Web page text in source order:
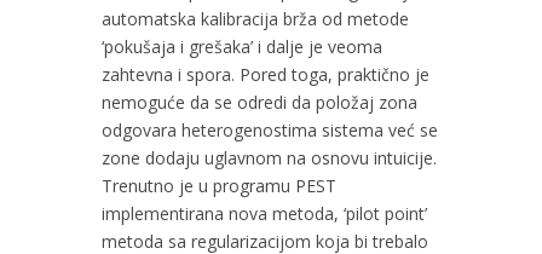
automatska kalibracija brža od metode
‘pokušaja i grešaka’ i dalje je veoma
zahtevna i spora. Pored toga, praktično je
nemoguće da se odredi da položaj zona
odgovara heterogenostima sistema već se
zone dodaju uglavnom na osnovu intuicije.
Trenutno je u programu PEST
implementirana nova metoda, ‘pilot point’
metoda sa regularizacijom koja bi trebalo